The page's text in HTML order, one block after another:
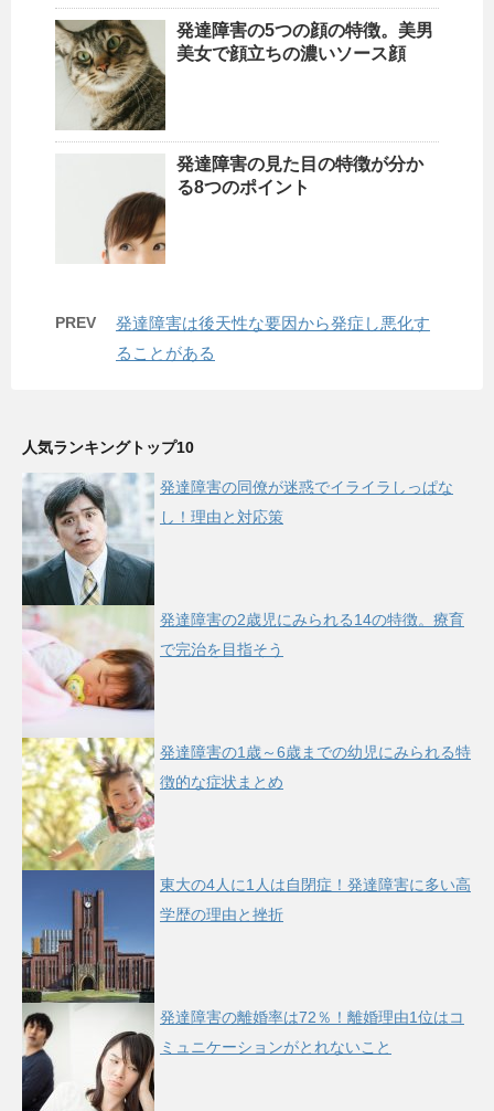
発達障害の5つの顔の特徴。美男
美女で顔立ちの濃いソース顔
発達障害の見た目の特徴が分か
る8つのポイント
PREV
発達障害は後天性な要因から発症し悪化す
ることがある
人気ランキングトップ10
発達障害の同僚が迷惑でイライラしっぱな
し！理由と対応策
発達障害の2歳児にみられる14の特徴。療育
で完治を目指そう
発達障害の1歳～6歳までの幼児にみられる特
徴的な症状まとめ
東大の4人に1人は自閉症！発達障害に多い高
学歴の理由と挫折
発達障害の離婚率は72％！離婚理由1位はコ
ミュニケーションがとれないこと